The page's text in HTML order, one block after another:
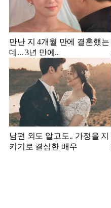
만난 지 4개월 만에 결혼했는
데... 3년 만에..
남편 외도 알고도.. 가정을 지
키기로 결심한 배우